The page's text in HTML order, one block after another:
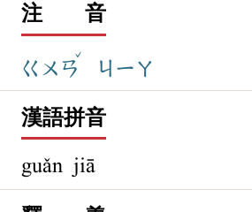
注 音
ㄍㄨㄢ
ˇ
ㄐㄧㄚ
漢語拼音
guǎn jiā